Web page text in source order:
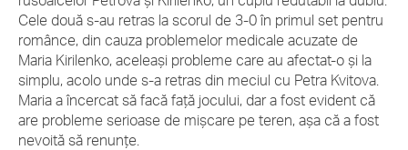
Cele două s-au retras la scorul de 3-0 în primul set pentru
românce, din cauza problemelor medicale acuzate de
Maria Kirilenko, aceleaşi probleme care au afectat-o şi la
simplu, acolo unde s-a retras din meciul cu Petra Kvitova.
Maria a încercat să facă faţă jocului, dar a fost evident că
are probleme serioase de mişcare pe teren, aşa că a fost
nevoită să renunţe.